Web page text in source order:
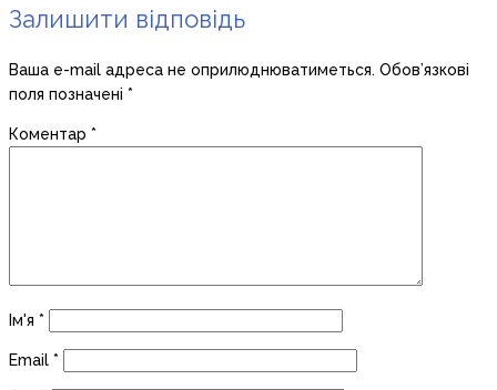
Залишити відповідь
Ваша e-mail адреса не оприлюднюватиметься. Обов’язкові
поля позначені *
Коментар *
Ім'я *
Email *